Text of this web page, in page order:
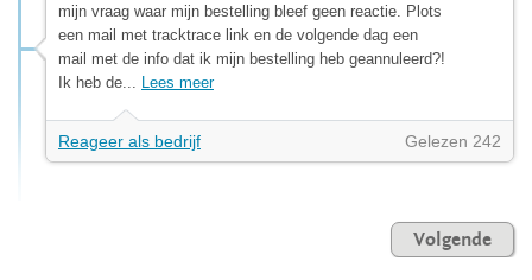
mijn vraag waar mijn bestelling bleef geen reactie. Plots
een mail met tracktrace link en de volgende dag een
mail met de info dat ik mijn bestelling heb geannuleerd?!
Ik heb de... Lees meer
Reageer als bedrijf Gelezen 242
Volgende